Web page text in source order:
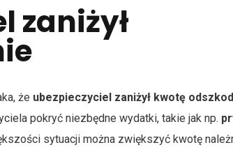
zaniżył
że ubezpieczyciel zaniżył kwotę
pokryć niezbędne wydatki, takie jak np.
sytuacji można zwiększyć kwotę